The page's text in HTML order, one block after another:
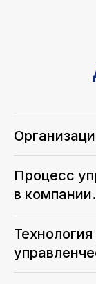
Процесс
в компании.